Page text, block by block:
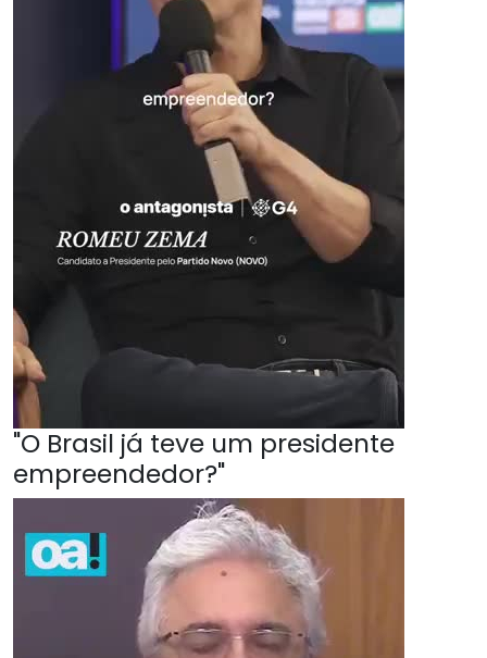
"O Brasil já teve um presidente
empreendedor?"